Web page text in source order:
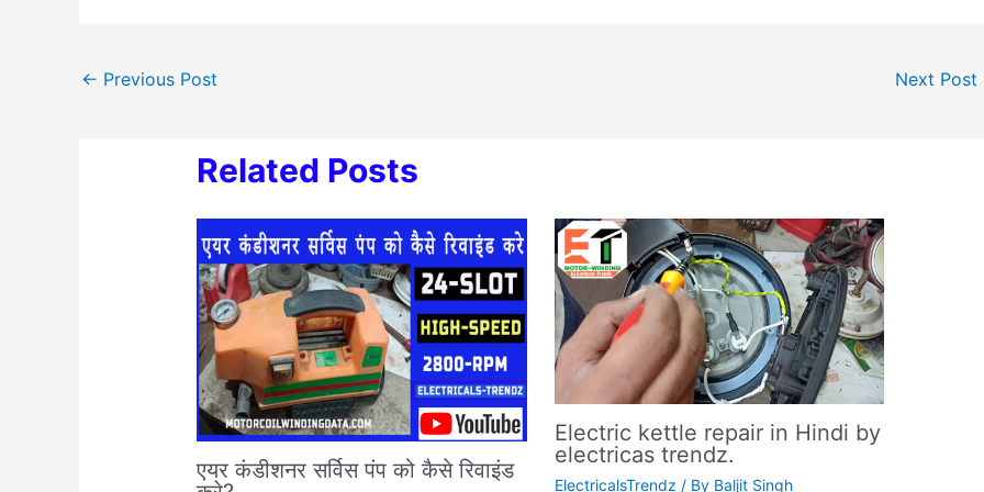
← Previous Post Next Post
Related Posts
एयर कंडीशनर सर्विस पंप को कैसे रिवाइंड
Electric kettle repair in Hindi by
electricas trendz.
ElectricalsTrendz / By Baljit Singh